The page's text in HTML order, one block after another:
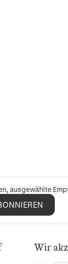
ausgewählte
Wir